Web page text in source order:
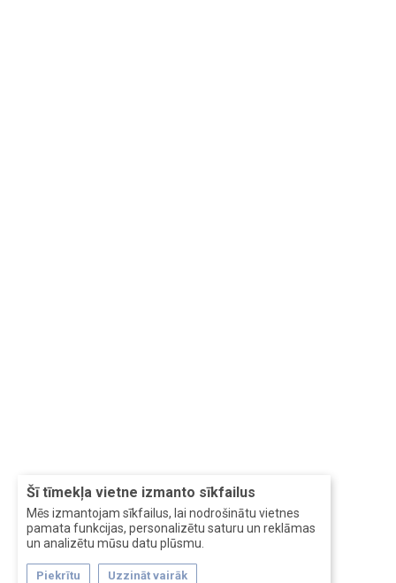
Šī tīmekļa vietne izmanto sīkfailus
Mēs izmantojam sīkfailus, lai nodrošinātu vietnes
pamata funkcijas, personalizētu saturu un reklāmas
un analizētu mūsu datu plūsmu.
Piekrītu Uzzināt vairāk